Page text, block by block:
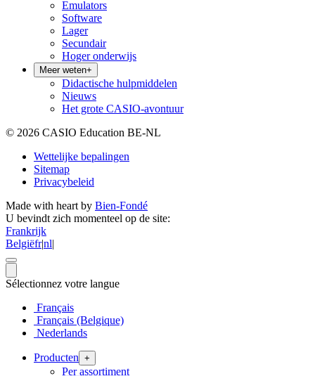
Emulators
Software
Lager
Secundair
Hoger onderwijs
Meer weten+
Didactische hulpmiddelen
Nieuws
Het grote CASIO-avontuur
© 2026 CASIO Education BE-NL
Wettelijke bepalingen
Sitemap
Privacybeleid
Made with heart by Bien-Fondé
U bevindt zich momenteel op de site:
Frankrijk
Belgiëfr|nl|
Sélectionnez votre langue
Français
Français (Belgique)
Nederlands
Producten +
Per assortiment